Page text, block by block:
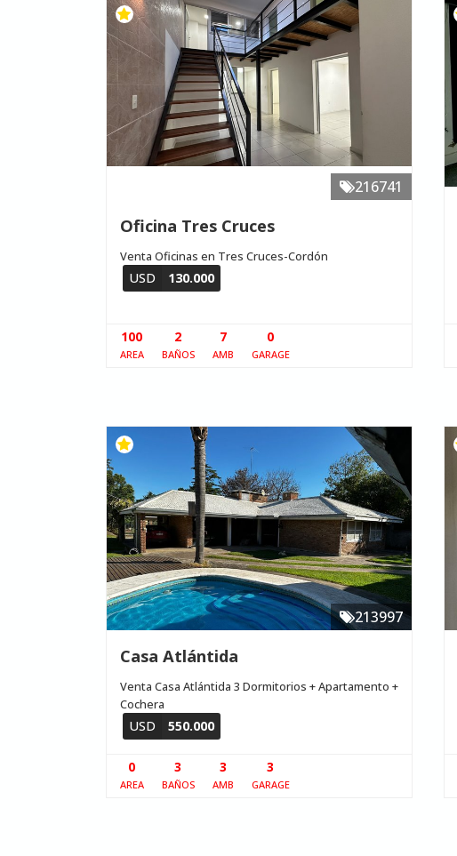
216741
Oficina Tres Cruces
Venta Oficinas en Tres Cruces-Cordón
USD 130.000
100
AREA
2
BAÑOS
7
AMB
0
GARAGE
213997
Casa Atlántida
Venta Casa Atlántida 3 Dormitorios + Apartamento +
Cochera
USD 550.000
0
AREA
3
BAÑOS
3
AMB
3
GARAGE